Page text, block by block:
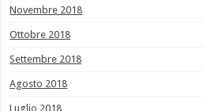
Novembre 2018
Ottobre 2018
Settembre 2018
Agosto 2018
Luglio 2018